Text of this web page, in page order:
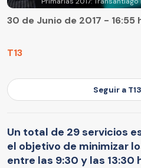
T13
30 de Junio de 2017 - 16:55
Seguir a
Un total de 29 servicios
el objetivo de minimizar
entre las 9:30 y las 13:30